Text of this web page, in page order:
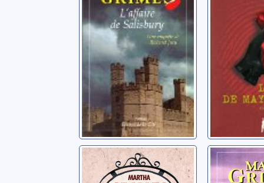
Grimes, Martha Grimes,
La maison du
maître
Le
lac